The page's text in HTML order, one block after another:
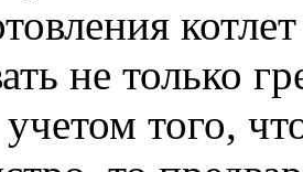
не только
того,